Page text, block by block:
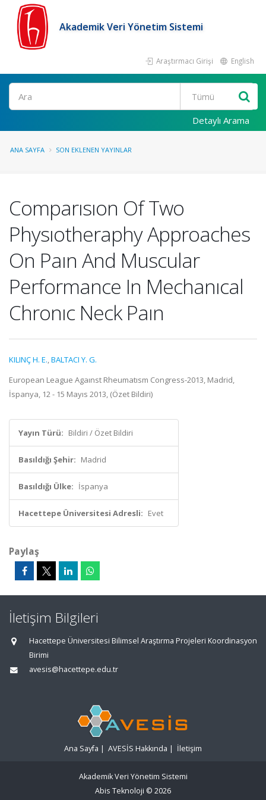
Akademik Veri Yönetim Sistemi
Araştırmacı Girişi English
Ara
Detaylı Arama
ANA SAYFA SON EKLENEN YAYINLAR
Comparısıon Of Two
Physıotheraphy Approaches
On Paın And Muscular
Performance In Mechanıcal
Chronıc Neck Paın
KILINÇ H. E.,BALTACI Y. G.
European League Agaınst Rheumatısm Congress-2013, Madrid,
İspanya, 12 - 15 Mayıs 2013, (Özet Bildiri)
Yayın Türü: Bildiri / Özet Bildiri
Basıldığı Şehir: Madrid
Basıldığı Ülke: İspanya
Hacettepe Üniversitesi Adresli: Evet
Paylaş
İletişim Bilgileri
Hacettepe Üniversitesi Bilimsel Araştırma Projeleri Koordinasyon
Birimi
avesis@hacettepe.edu.tr
Ana Sayfa | AVESİS Hakkında | İletişim
Akademik Veri Yönetim Sistemi
Abis Teknoloji © 2026